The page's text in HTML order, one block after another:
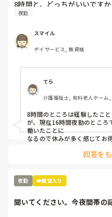
8時間と、どっちがいいですか
夜勤
スマイル
デイサービス, 無資格
てら
介護福祉士, 有料老人ホーム
8時間のところは経験したこ
が、現在16時間夜勤のところ
働いたことに
なるので休みが多く感じてお
きついのはきついですが、1
回答を
夜勤 👑殿堂入り
聞いてください。今夜間帯の